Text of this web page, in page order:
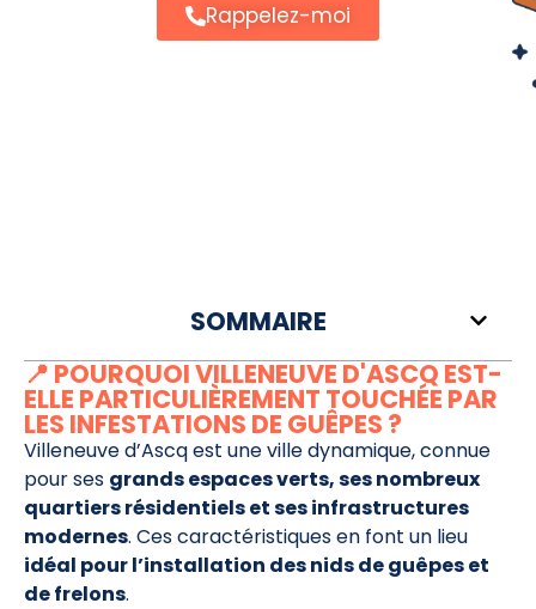
Rappelez-moi
SOMMAIRE
📍 POURQUOI VILLENEUVE D'ASCQ EST-
ELLE PARTICULIÈREMENT TOUCHÉE PAR
LES INFESTATIONS DE GUÊPES ?
Villeneuve d’Ascq est une ville dynamique, connue
pour ses grands espaces verts, ses nombreux
quartiers résidentiels et ses infrastructures
modernes. Ces caractéristiques en font un lieu
idéal pour l’installation des nids de guêpes et
de frelons.